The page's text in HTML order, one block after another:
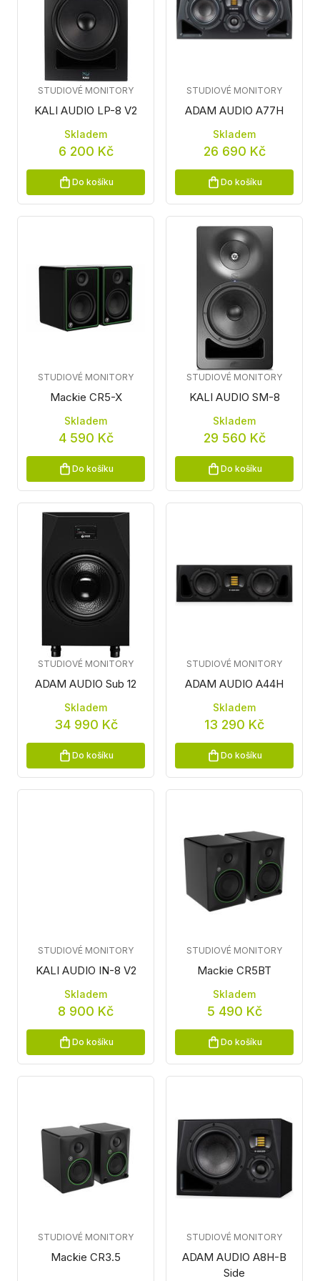
KALI AUDIO LP-8 V2
STUDIOVÉ MONITORY
Skladem
6 200 Kč
Do košíku
ADAM AUDIO A77H
STUDIOVÉ MONITORY
Skladem
26 690 Kč
Do košíku
Mackie CR5-X
STUDIOVÉ MONITORY
Skladem
4 590 Kč
Do košíku
KALI AUDIO SM-8
STUDIOVÉ MONITORY
Skladem
29 560 Kč
Do košíku
ADAM AUDIO Sub 12
STUDIOVÉ MONITORY
Skladem
34 990 Kč
Do košíku
ADAM AUDIO A44H
STUDIOVÉ MONITORY
Skladem
13 290 Kč
Do košíku
KALI AUDIO IN-8 V2
STUDIOVÉ MONITORY
Skladem
8 900 Kč
Do košíku
Mackie CR5BT
STUDIOVÉ MONITORY
Skladem
5 490 Kč
Do košíku
Mackie CR3.5
STUDIOVÉ MONITORY
ADAM AUDIO A8H-B
Side
STUDIOVÉ MONITORY